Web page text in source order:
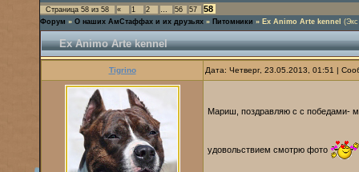
Страница 58 из 58 « 1 2 … 56 57 58
Форум » О наших АмСтаффах и их друзьях » Питомники » Ex Animo Arte kennel
Ex Animo Arte kennel
Tigrino Дата: Четверг, 23.05.2013, 01:51 |
Мариш, поздравляю с с победами-
удовольствием смотрю фото